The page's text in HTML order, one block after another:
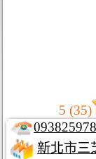
5 (35)
新北市三